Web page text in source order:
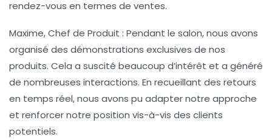
rendez-vous en termes de ventes.
Maxime, Chef de Produit : Pendant le salon, nous avons
organisé des démonstrations exclusives de nos
produits. Cela a suscité beaucoup d’intérêt et a généré
de nombreuses interactions. En recueillant des retours
en temps réel, nous avons pu adapter notre approche
et renforcer notre position vis-à-vis des clients
potentiels.